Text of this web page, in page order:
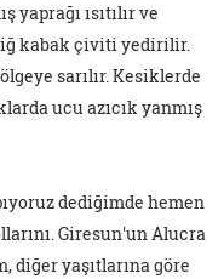
yaprağı ısıtılır ve
kabak çiviti yedirilir.
sarılır. Kesiklerde
ucu azıcık yanmış
dediğimde hemen
Giresun'un Alucra
yaşıtlarına göre